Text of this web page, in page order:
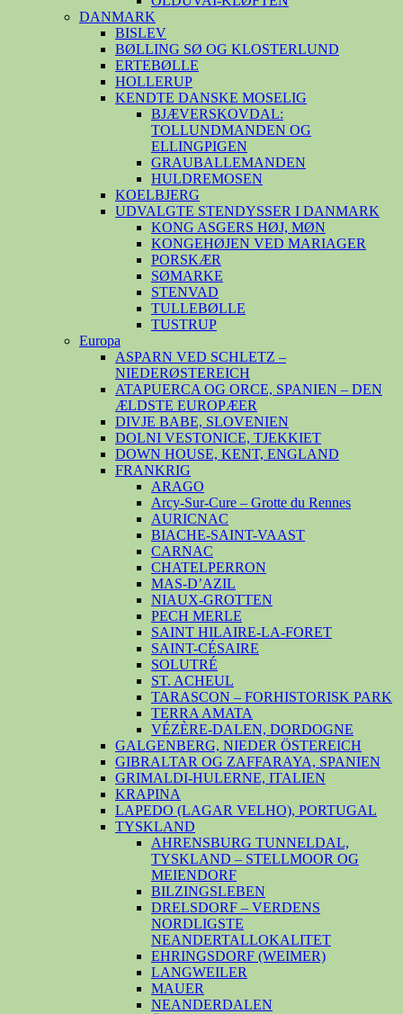
DANMARK
BISLEV
BØLLING SØ OG KLOSTERLUND
ERTEBØLLE
HOLLERUP
KENDTE DANSKE MOSELIG
BJÆVERSKOVDAL:
TOLLUNDMANDEN OG
ELLINGPIGEN
GRAUBALLEMANDEN
HULDREMOSEN
KOELBJERG
UDVALGTE STENDYSSER I DANMARK
KONG ASGERS HØJ, MØN
KONGEHØJEN VED MARIAGER
PORSKÆR
SØMARKE
STENVAD
TULLEBØLLE
TUSTRUP
Europa
ASPARN VED SCHLETZ –
NIEDERØSTEREICH
ATAPUERCA OG ORCE, SPANIEN – DEN
ÆLDSTE EUROPÆER
DIVJE BABE, SLOVENIEN
DOLNI VESTONICE, TJEKKIET
DOWN HOUSE, KENT, ENGLAND
FRANKRIG
ARAGO
Arcy-Sur-Cure – Grotte du Rennes
AURICNAC
BIACHE-SAINT-VAAST
CARNAC
CHATELPERRON
MAS-D’AZIL
NIAUX-GROTTEN
PECH MERLE
SAINT HILAIRE-LA-FORET
SAINT-CÉSAIRE
SOLUTRÉ
ST. ACHEUL
TARASCON – FORHISTORISK PARK
TERRA AMATA
VÉZÈRE-DALEN, DORDOGNE
GALGENBERG, NIEDER ÖSTEREICH
GIBRALTAR OG ZAFFARAYA, SPANIEN
GRIMALDI-HULERNE, ITALIEN
KRAPINA
LAPEDO (LAGAR VELHO), PORTUGAL
TYSKLAND
AHRENSBURG TUNNELDAL,
TYSKLAND – STELLMOOR OG
MEIENDORF
BILZINGSLEBEN
DRELSDORF – VERDENS
NORDLIGSTE
NEANDERTALLOKALITET
EHRINGSDORF (WEIMER)
LANGWEILER
MAUER
NEANDERDALEN